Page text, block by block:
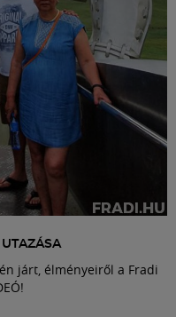
járt, élményeiről a Fradi